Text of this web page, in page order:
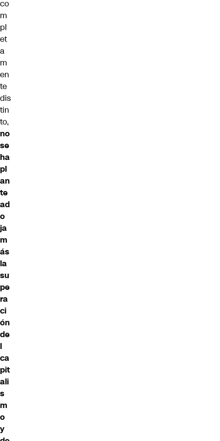
co
m
pl
et
a
m
en
te
dis
tin
to,
no
se
ha
pl
an
te
ad
o
ja
m
ás
la
su
pe
ra
ci
ón
de
l
ca
pit
ali
s
m
o
y